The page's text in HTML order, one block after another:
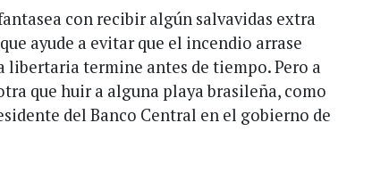
con recibir algún salvavidas extra
ayude a evitar que el incendio arrase
libertaria termine antes de tiempo. Pero a
que huir a alguna playa brasileña, como
del Banco Central en el gobierno de